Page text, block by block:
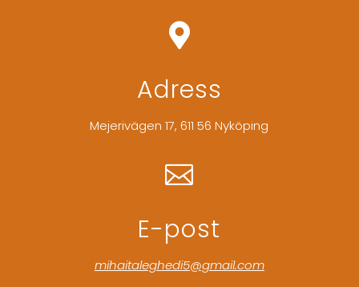

Adress
Mejerivägen 17, 611 56 Nyköping

E-post
mihaitaleghedi5@gmail.com